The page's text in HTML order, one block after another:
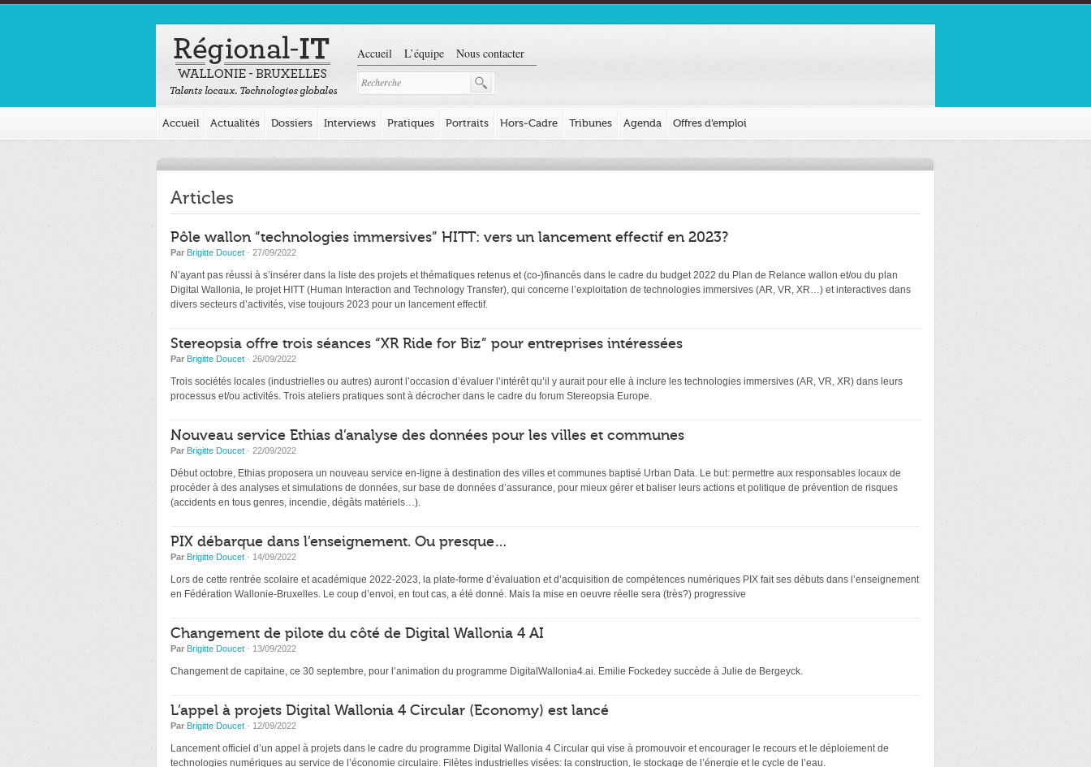
Accueil L’équipe Nous contacter
Accueil Actualités Dossiers Interviews Pratiques Portraits Hors-Cadre Tribunes Agenda Offres d’emploi
Articles
Pôle wallon “technologies immersives” HITT: vers un lancement effectif en 2023?
Par Brigitte Doucet · 27/09/2022
N’ayant pas réussi à s’insérer dans la liste des projets et thématiques retenus et (co-)financés dans le cadre du budget 2022 du Plan de Relance wallon et/ou du plan
Digital Wallonia, le projet HITT (Human Interaction and Technology Transfer), qui concerne l’exploitation de technologies immersives (AR, VR, XR…) et interactives dans
divers secteurs d’activités, vise toujours 2023 pour un lancement effectif.
Stereopsia offre trois séances “XR Ride for Biz” pour entreprises intéressées
Par Brigitte Doucet · 26/09/2022
Trois sociétés locales (industrielles ou autres) auront l’occasion d’évaluer l’intérêt qu’il y aurait pour elle à inclure les technologies immersives (AR, VR, XR) dans leurs
processus et/ou activités. Trois ateliers pratiques sont à décrocher dans le cadre du forum Stereopsia Europe.
Nouveau service Ethias d’analyse des données pour les villes et communes
Par Brigitte Doucet · 22/09/2022
Début octobre, Ethias proposera un nouveau service en-ligne à destination des villes et communes baptisé Urban Data. Le but: permettre aux responsables locaux de
procéder à des analyses et simulations de données, sur base de données d’assurance, pour mieux gérer et baliser leurs actions et politique de prévention de risques
(accidents en tous genres, incendie, dégâts matériels…).
PIX débarque dans l’enseignement. Ou presque…
Par Brigitte Doucet · 14/09/2022
Lors de cette rentrée scolaire et académique 2022-2023, la plate-forme d’évaluation et d’acquisition de compétences numériques PIX fait ses débuts dans l’enseignement
en Fédération Wallonie-Bruxelles. Le coup d’envoi, en tout cas, a été donné. Mais la mise en oeuvre réelle sera (très?) progressive
Changement de pilote du côté de Digital Wallonia 4 AI
Par Brigitte Doucet · 13/09/2022
Changement de capitaine, ce 30 septembre, pour l’animation du programme DigitalWallonia4.ai. Emilie Fockedey succède à Julie de Bergeyck.
L’appel à projets Digital Wallonia 4 Circular (Economy) est lancé
Par Brigitte Doucet · 12/09/2022
Lancement officiel d’un appel à projets dans le cadre du programme Digital Wallonia 4 Circular qui vise à promouvoir et encourager le recours et le déploiement de
technologies numériques au service de l’économie circulaire. Filètes industrielles visées: la construction, le stockage de l’énergie et le cycle de l’eau.